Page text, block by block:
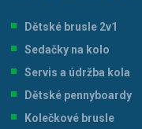
Dětské brusle 2v1
Sedačky na kolo
Servis a údržba kola
Dětské pennyboardy
Kolečkové brusle